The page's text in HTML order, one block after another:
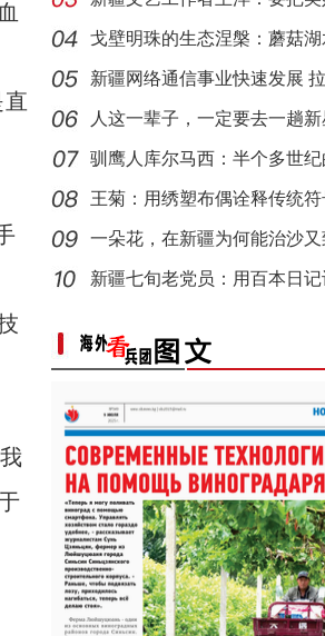
【与你为邻】俄罗斯教授：有幸
金秋时节丰收忙 万亩食
人听
戈壁明珠的生态涅槃：蘑菇
新疆网络通信事业快速发展
离
人这一辈子，一定要去一趟新
驯鹰人库尔马西：半个多世
王菊：用绣塑布偶诠释传统
一朵花，在新疆为何能治沙又
新疆七旬老党员：用百本日